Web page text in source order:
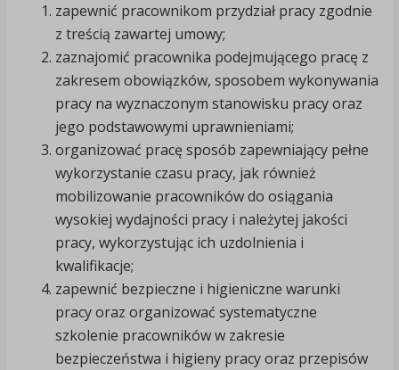
zapewnić pracownikom przydział pracy zgodnie
z treścią zawartej umowy;
zaznajomić pracownika podejmującego pracę z
zakresem obowiązków, sposobem wykonywania
pracy na wyznaczonym stanowisku pracy oraz
jego podstawowymi uprawnieniami;
organizować pracę sposób zapewniający pełne
wykorzystanie czasu pracy, jak również
mobilizowanie pracowników do osiągania
wysokiej wydajności pracy i należytej jakości
pracy, wykorzystując ich uzdolnienia i
kwalifikacje;
zapewnić bezpieczne i higieniczne warunki
pracy oraz organizować systematyczne
szkolenie pracowników w zakresie
bezpieczeństwa i higieny pracy oraz przepisów